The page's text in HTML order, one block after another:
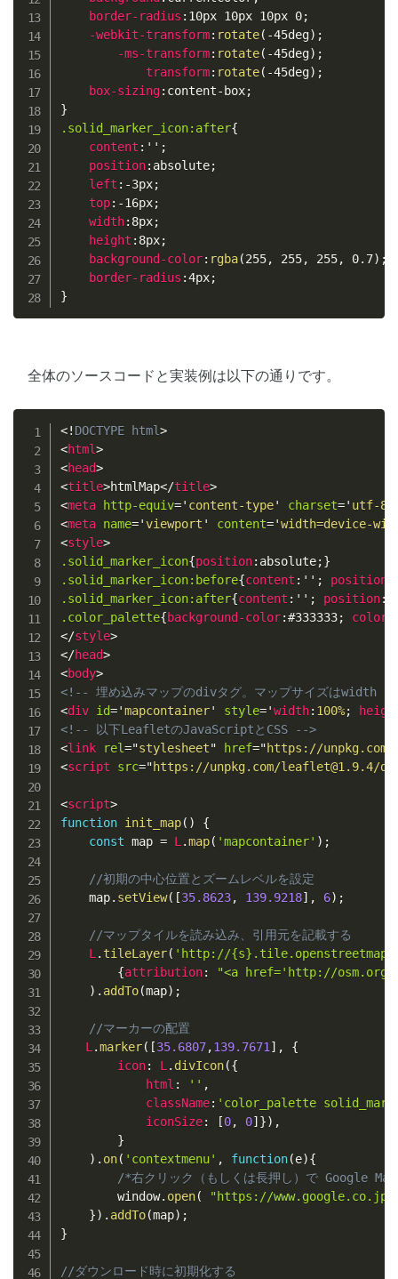
border-radius : 10px 10px 10px 0;
-webkit-transform: rotate( -45deg) ;
-ms-transform: rotate( -45deg) ;
transform: rotate( -45deg) ;
box-sizing: content-box;
}
.solid_marker_icon:after{
content : '' ;
position: absolute;
left : -3px;
top: -16px;
width: 8px;
height : 8px;
background-color: rgba(255, 255, 255, 0.7) ;
border-radius :4px;
}
全体のソースコードと実装例は以下の通りです。
<! DOCTYPE html>
<html>
<head>
<title>htmlMap</title>
<meta http-equiv=' content-type' charset=' utf-8
<meta name='viewport ' content='width=device-
<style>
.solid_marker_icon{position: absolute;}
.solid_marker_icon:before{content : '' ; position
.solid_marker_icon:after{content : '' ; position:
.color_palette{background-color:#333333; color
</style>
</head>
<body>
<!-- 埋め込みマップのdivタグ。マップサイズはwidth（
<div id='mapcontainer' style='width: 100%;
<!-- 以下LeafletのJavaScriptとCSS -->
<link rel="stylesheet" href="https://
<script src="https://unpkg.com/
<script>
function init_map( )
{
const map = L .map( 'mapcontainer' ) ;
//初期の中心位置とズームレベルを設定
    map
. setView( [35.8623, 139.9218] , 6) ;
//マップタイルを読み込み、引用元を記載する
L . tileLayer( 'http://
{attribution:
"<a href='http://osm.org/
) . addTo(map) ;
//マーカーの配置
L .marker( [35.6807,139.7671 ] ,
{
icon: L . divIcon({
html : '' ,
className: 'color_palette
iconSize: [0, 0] }) ,
}
) . on( 'contextmenu' , function(e){
/*右クリック（もしくは長押し）で Google
        window
. open(
"https://www.google.co.jp/
}) . addTo(map) ;
}
//ダウンロード時に初期化する